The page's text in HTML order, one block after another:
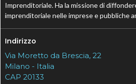
Imprenditoriale. Ha la missione di
imprenditoriale nelle imprese e pubbliche
Indirizzo
Via Moretto da Brescia, 22
Milano - Italia
CAP 20133